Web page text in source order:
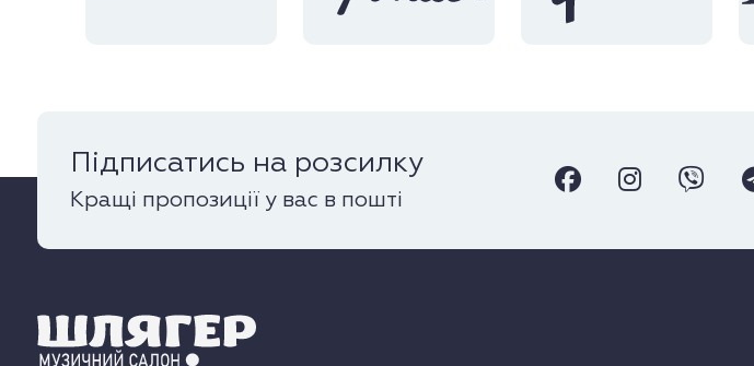
Підписатись на розсилку
Кращі пропозиції у вас в пошті